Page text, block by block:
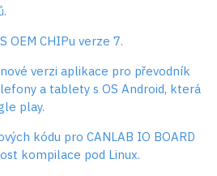
OEM CHIPu verze 7.
verzi aplikace pro převodník
a tablety s OS Android, která
play.
kódu pro CANLAB IO BOARD
kompilace pod Linux.